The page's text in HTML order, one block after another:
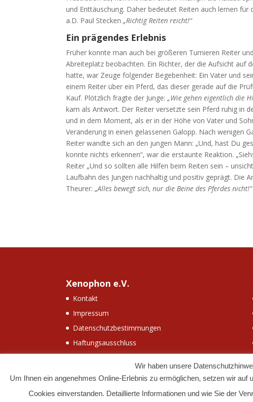
und Enttäuschung. Daher bedeutet Reiten auch lernen für
a.D. Paul Stecken„Richtig Reiten reicht!“
Ein prägendes Erlebnis
Früher konnte man auch bei größeren Turnieren Reiter
Abreiteplatz beobachten. Ein Richter, der die Aufsicht auf
hatte, war Zeuge folgender Begebenheit: Ein Vater und
einem Reiter über ein Pferd, das dieser gerade auf die
Kauf. Plötzlich fragte der Junge:„Wie gehen eigentlich die
kam als Antwort. Der Reiter versetzte sein Pferd ruhig in
und in dem Moment, als er in der Höhe von Vater und
Veränderung in einen gelassenen Galopp. Nach wenigen
Reiter wandte sich an den jungen Mann: „Und, hast Du
konnte nichts erkennen“, war die erstaunte Reaktion.
Reiter „Und so sollten alle Hilfen beim Reiten sein –
Laufbahn des Jungen nachhaltig und positiv geprägt. Die
Theurer: „Alles bewegt sich, nur die Beine des Pferdes nicht!“
Xenophon e.V.
Kontakt
Impressum
Datenschutzbestimmungen
Haftungsausschluss
Designed byJan Ridderbusch
Wir haben unsere
Um Ihnen ein angenehmes Online-Erlebnis zu ermöglichen, setzen wir
Cookies einverstanden. Detaillierte Informationen und wie Sie der